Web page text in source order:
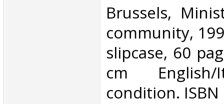
‎Brussels,
community,
slipcase, 60
cm
condition.